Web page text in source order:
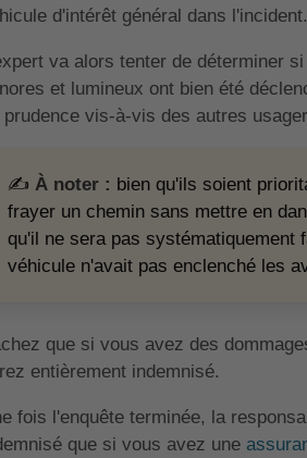
d'intérêt général dans l'incident.
va alors tenter de déterminer
et lumineux ont bien été
prudence vis-à-vis des autres
✍️ À noter : bien qu'ils soient
frayer un chemin sans mettre en
qu'il ne sera pas
véhicule n'avait pas enclenché les
que si vous avez des
entièrement indemnisé.
fois l'enquête terminée, la
que si vous avez une